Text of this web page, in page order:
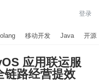
登录
移动开发 Java 开源
应用联运服
链路经营提效